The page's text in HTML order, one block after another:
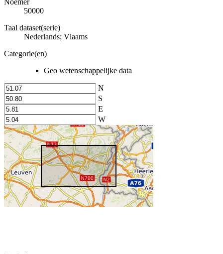
50000
Taal dataset(serie)
Nederlands; Vlaams
Categorie(en)
Geo wetenschappelijke data
N
S
E
W